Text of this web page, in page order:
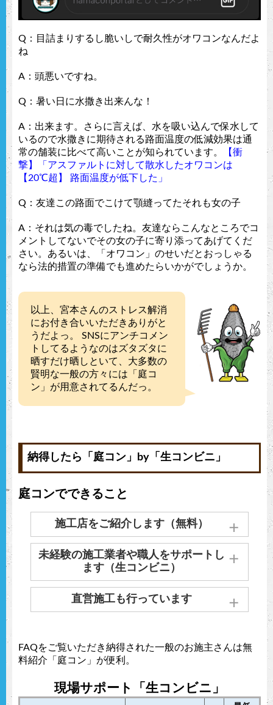
Q：目詰まりするし脆いしで耐久性がオワコンなんだよ
ね
A：頭悪いですね。
Q：暑い日に水撒き出来んな！
A：出来ます。さらに言えば、水を吸い込んで保水して
いるので水撒きに期待される路面温度の低減効果は通
常の舗装に比べて高いことが知られています。
【衝
撃】「アスファルトに対して散水したオワコンは
【20℃超】 路面温度が低下した」
Q：友達この路面でこけて顎縫ってたそれも女の子
A：それは気の毒でしたね。友達ならこんなところでコ
メントしてないでその女の子に寄り添ってあげてくだ
さい。あるいは、「オワコン」のせいだとおっしゃる
なら法的措置の準備でも進めたらいかがでしょうか。
以上、宮本さんのストレス解消
にお付き合いいただきありがと
うだよっ。 SNSにアンチコメン
トしてるようなのはズタズタに
晒すだけ晒しといて、大多数の
賢明な一般の方々には「庭コ
ン」が用意されてるんだっ。
納得したら「庭コン」by「生コンビニ」
庭コンでできること
施工店をご紹介します（無料）
お住まいの近くの施工業者をご紹介します。
実績のある施工業者がいない場合、お探しい
たします。
未経験の施工業者や職人をサポートし
ます（生コンビニ）
実際に当社製品を施工したことのない施工業
者さんへ見学会も兼ねた施工方法やお見積り
施工経験豊富な直営業者・スタッフによる施
工を見学会としてご案内もしています。
施工店が見つからず、未経験の工事業者・職
直営施工も行っています
下記料金表を目安としてお買い求めいただけ
見積もり依頼する
FAQをご覧いただき納得された一般のお施主さんは無
料紹介「庭コン」が便利。
現場サポート「生コンビニ」